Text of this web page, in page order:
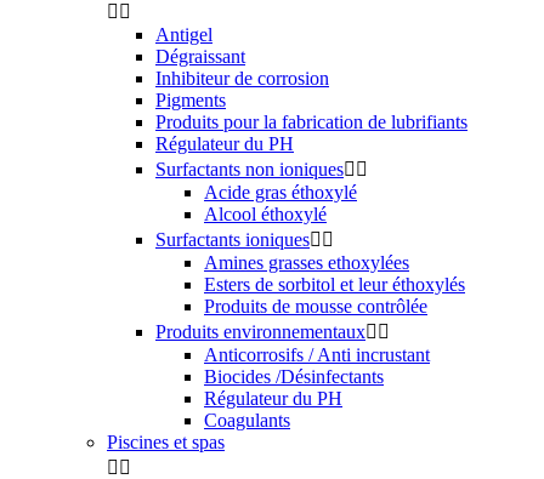
 
Antigel
Dégraissant
Inhibiteur de corrosion
Pigments
Produits pour la fabrication de lubrifiants
Régulateur du PH
Surfactants non ioniques 
Acide gras éthoxylé
Alcool éthoxylé
Surfactants ioniques 
Amines grasses ethoxylées
Esters de sorbitol et leur éthoxylés
Produits de mousse contrôlée
Produits environnementaux 
Anticorrosifs / Anti incrustant
Biocides /Désinfectants
Régulateur du PH
Coagulants
Piscines et spas
 